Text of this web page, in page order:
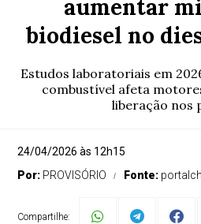
aumentar
biodiesel no
Estudos laboratoriais em
combustível afeta
liberação nos
24/04/2026 às 12h15
Por: PROVISÓRIO Fonte:
Compartilhe: